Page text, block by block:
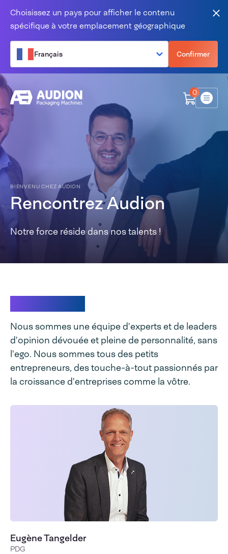
Choisissez un pays pour afficher le contenu
spécifique à votre emplacement géographique
Français Confirmer
0
Menu
BIENVENU CHEZ AUDION
Rencontrez Audion
Notre force réside dans nos talents !
Nous sommes une équipe d'experts et de leaders
d'opinion dévouée et pleine de personnalité, sans
l'ego. Nous sommes tous des petits
entrepreneurs, des touche-à-tout passionnés par
la croissance d'entreprises comme la vôtre.
Eugène Tangelder
PDG